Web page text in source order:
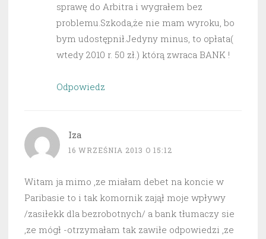
sprawę do Arbitra i wygrałem bez
problemu.Szkoda,że nie mam wyroku, bo
bym udostępnił.Jedyny minus, to opłata(
wtedy 2010 r. 50 zł.) którą zwraca BANK !
Odpowiedz
Iza
16 WRZEŚNIA 2013 O 15:12
Witam ja mimo ,ze miałam debet na koncie w
Paribasie to i tak komornik zajął moje wpływy
/zasiłekk dla bezrobotnych/ a bank tłumaczy sie
,ze mógł -otrzymałam tak zawiłe odpowiedzi ,ze